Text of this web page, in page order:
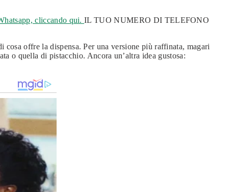
cliccando qui.IL TUO NUMERO DI TELEFONO
offre la dispensa. Per una versione più raffinata, magari
o quella di pistacchio. Ancora un’altra idea gustosa: